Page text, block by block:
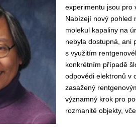
experimentu jsou pro
Nabízejí nový pohled
molekul kapaliny na
nebyla dostupná, ani
s využitím
konkrétním případě
odpovědi elektronů v
zasažený
významný krok pro
rozmanité objekty,